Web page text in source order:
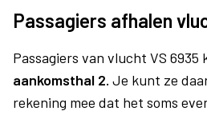
Passagiers afhalen
Passagiers van vlucht VS 6935
aankomsthal 2. Je kunt ze
rekening mee dat het soms